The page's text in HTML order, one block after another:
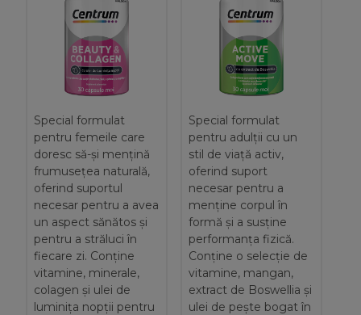
Special formulat
pentru femeile care
doresc să-și mențină
frumusețea naturală,
oferind suportul
necesar pentru a avea
un aspect sănătos și
pentru a străluci în
fiecare zi. Conține
vitamine, minerale,
colagen și ulei de
luminița nopții pentru
Special formulat
pentru adulții cu un
stil de viață activ,
oferind suport
necesar pentru a
menține corpul în
formă și a susține
performanța fizică.
Conține o selecție de
vitamine, mangan,
extract de Boswellia și
ulei de pește bogat în